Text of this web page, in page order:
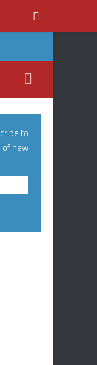
to
new